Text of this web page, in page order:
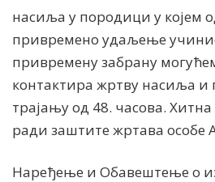
насиља у породици у којем
привремено удаљење
привремену забрану
контактира жртву насиља и
трајању од 48. часова.
ради заштите жртава особе
Наређење и Обавештење о